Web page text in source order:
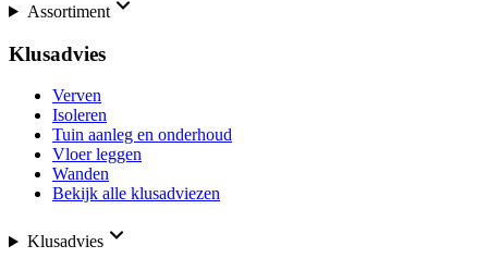
Assortiment
Klusadvies
Verven
Isoleren
Tuin aanleg en onderhoud
Vloer leggen
Wanden
Bekijk alle klusadviezen
Klusadvies